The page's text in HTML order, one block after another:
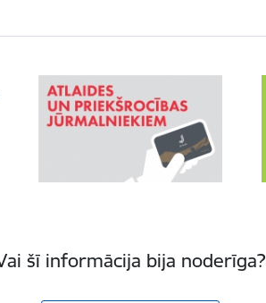
šī informācija bija noderīga?